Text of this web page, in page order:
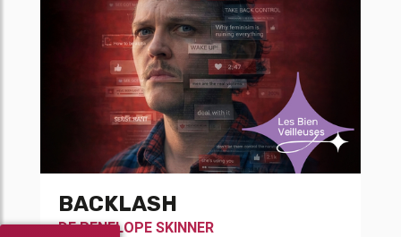
BACKLASH
DEPENELOPE SKINNER